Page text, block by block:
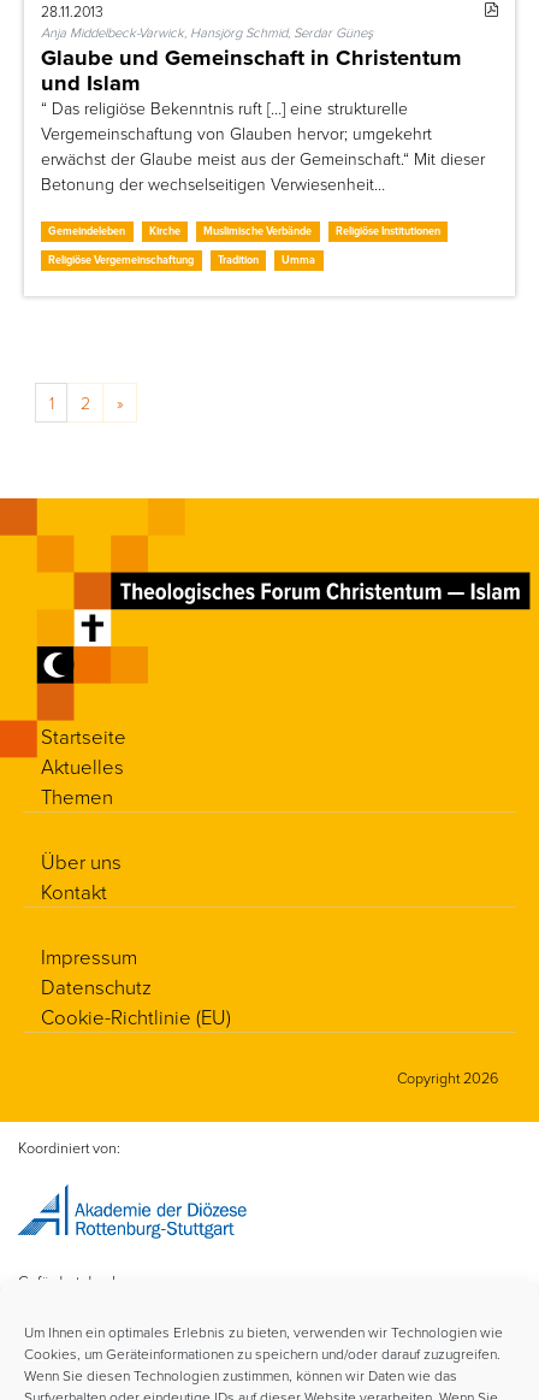
Um Ihnen ein optimales Erlebnis zu bieten, verwenden wir Technologien wie
Cookies, um Geräteinformationen zu speichern und/oder darauf zuzugreifen.
Wenn Sie diesen Technologien zustimmen, können wir Daten wie das
28.11.2013
Anja Middelbeck-Varwick, Hansjörg Schmid, Serdar Güneş
Glaube und Gemeinschaft in Christentum
und Islam
“ Das religiöse Bekenntnis ruft […] eine strukturelle
Vergemeinschaftung von Glauben hervor; umgekehrt
erwächst der Glaube meist aus der Gemeinschaft.“ Mit dieser
Betonung der wechselseitigen Verwiesenheit…
Gemeindeleben Kirche Muslimische Verbände
Religiöse Institutionen
Religiöse Vergemeinschaftung
Tradition Umma
1 2 »
Startseite
Aktuelles
Themen
Über uns
Kontakt
Impressum
Datenschutz
Cookie-Richtlinie (EU)
Copyright 2026
Koordiniert von:
Gefördert durch: